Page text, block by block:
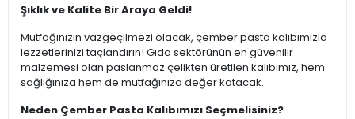
Şıklık ve Kalite Bir Araya Geldi!
Mutfağınızın vazgeçilmezi olacak, çember pasta kalıbımızla
lezzetlerinizi taçlandırın! Gıda sektörünün en güvenilir
malzemesi olan paslanmaz çelikten üretilen kalıbımız, hem
sağlığınıza hem de mutfağınıza değer katacak.
Neden Çember Pasta Kalıbımızı Seçmelisiniz?